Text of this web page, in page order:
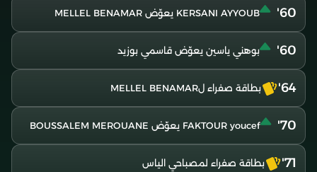
60' KERSANI AYYOUB يعوّض MELLEL BENAMAR
60' بوهني ياسين يعوّض قاسمي بوزيد
64' بطاقة صفراء لMELLEL BENAMAR
70' FAKTOUR youcef يعوّض BOUSSALEM MEROUANE
71' بطاقة صفراء لمصباحي الياس